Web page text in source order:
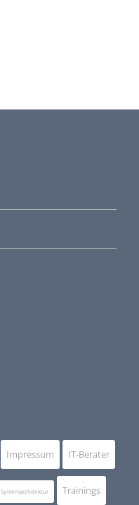
Impressum IT-Berater
Systemarchitektur Trainings